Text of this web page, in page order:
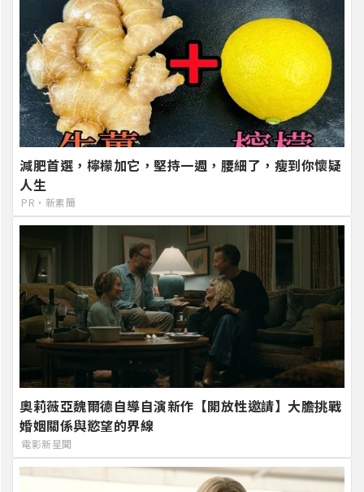
減肥首選，檸檬加它，堅持一週，腰細了，瘦到你懷疑
人生
PR・新素簡
奧莉薇亞魏爾德自導自演新作【開放性邀請】大膽挑戰
婚姻關係與慾望的界線
電影新星聞